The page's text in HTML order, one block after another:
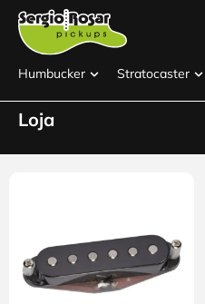
Humbucker Stratocaster
Loja